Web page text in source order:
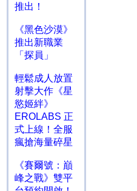
推出！
《黑色沙漠》
推出新職業
「探員」
輕鬆成人放置
射擊大作《星
慾姬絆》
EROLABS 正
式上線！全服
瘋搶海量碎星
《賽爾號：巔
峰之戰》雙平